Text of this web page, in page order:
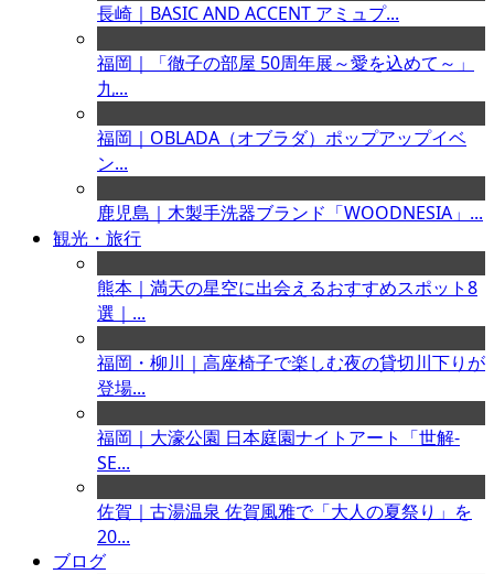
長崎｜BASIC AND ACCENT アミュプ...
福岡｜「徹子の部屋 50周年展～愛を込めて～」
九...
福岡｜OBLADA（オブラダ）ポップアップイベ
ン...
鹿児島｜木製手洗器ブランド「WOODNESIA」...
観光・旅行
熊本｜満天の星空に出会えるおすすめスポット8
選｜...
福岡・柳川｜高座椅子で楽しむ夜の貸切川下りが
登場...
福岡｜大濠公園 日本庭園ナイトアート「世解-
SE...
佐賀｜古湯温泉 佐賀風雅で「大人の夏祭り」を
20...
ブログ